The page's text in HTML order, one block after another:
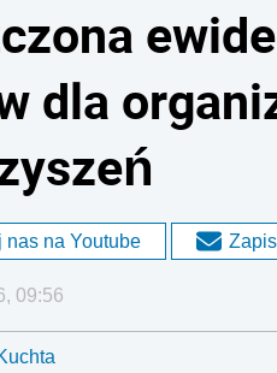
dla
nas na Youtube
09:56